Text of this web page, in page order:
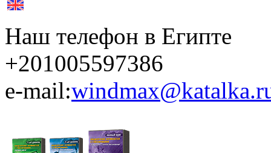
Наш телефон в Египте
+201005597386
e-mail: